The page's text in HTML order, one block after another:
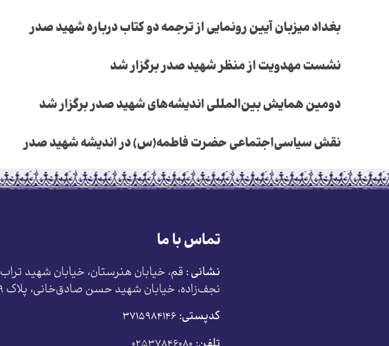
بغداد میزبان آیین رونمایی از ترجمه دو کتاب درباره شهید صدر
نشست مهدویت از منظر شهید صدر برگزار شد
دومین همایش بین‌المللی اندیشه‌های شهید صدر برگزار شد
نقش سیاسی‌اجتماعی حضرت فاطمه(س) در اندیشه شهید صدر
تماس با ما
نشانی : قم، خیابان هنرستان، خیابان شهید تراب
نجف‌زاده، خیابان شهید حسن صادق‌خانی، پلاک ١٩
کدپستی: